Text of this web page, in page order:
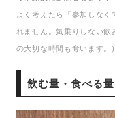
よく考えたら「参加しな
れません。気乗りしない
の大切な時間も奪います。)
飲む量・食べる